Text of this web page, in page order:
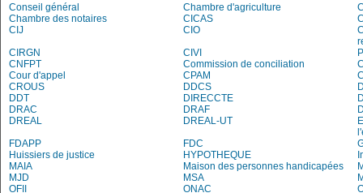
Conseil général
Chambre d'agriculture
Chambre des notaires
CICAS
CIJ
CIO
CIRGN
CIVI
CNFPT
Commission de conciliation
Cour d'appel
CPAM
CROUS
DDCS
DDT
DIRECCTE
DRAC
DRAF
DREAL
DREAL-UT
FDAPP
FDC
Huissiers de justice
HYPOTHEQUE
MAIA
Maison des personnes handicapées
MJD
MSA
OFII
ONAC